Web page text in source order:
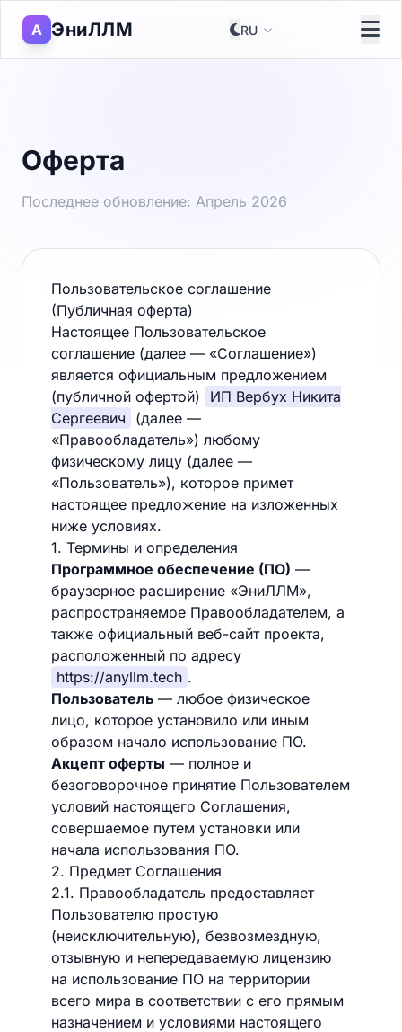
A ЭниЛЛМ
Оферта
Последнее обновление: Апрель 2026
Пользовательское соглашение
(Публичная оферта)
Настоящее Пользовательское
соглашение (далее — «Соглашение»)
является официальным предложением
(публичной офертой)
ИП Вербух Никита
Сергеевич
(далее —
«Правообладатель») любому
физическому лицу (далее —
«Пользователь»), которое примет
настоящее предложение на изложенных
ниже условиях.
1. Термины и определения
Программное обеспечение (ПО) —
браузерное расширение «ЭниЛЛМ»,
распространяемое Правообладателем, а
также официальный веб-сайт проекта,
расположенный по адресу
https://anyllm.tech .
Пользователь — любое физическое
лицо, которое установило или иным
образом начало использование ПО.
Акцепт оферты — полное и
безоговорочное принятие Пользователем
условий настоящего Соглашения,
совершаемое путем установки или
начала использования ПО.
2. Предмет Соглашения
2.1. Правообладатель предоставляет
Пользователю простую
(неисключительную), безвозмездную,
отзывную и непередаваемую лицензию
на использование ПО на территории
всего мира в соответствии с его прямым
назначением и условиями настоящего